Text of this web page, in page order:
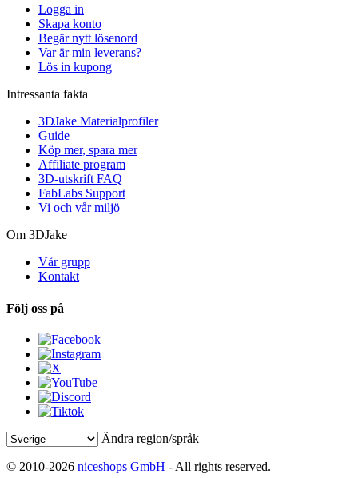
Logga in
Skapa konto
Begär nytt lösenord
Var är min leverans?
Lös in kupong
Intressanta fakta
3DJake Materialprofiler
Guide
Köp mer, spara mer
Affiliate program
3D-utskrift FAQ
FabLabs Support
Vi och vår miljö
Om 3DJake
Vår grupp
Kontakt
Följ oss på
Ändra region/språk
© 2010-2026 niceshops GmbH - All rights reserved.